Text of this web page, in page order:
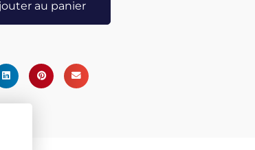
de la Golden Dawn au sujet des arts divinatoires et
au panier